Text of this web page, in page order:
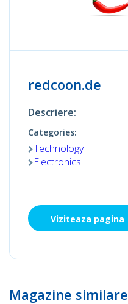
redcoon.de
Descriere:
Categories:
Technology
Electronics
Viziteaza pagina
Magazine similare